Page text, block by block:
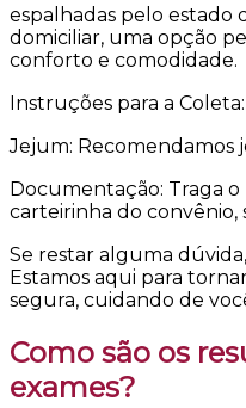
espalhadas pelo estado
domiciliar, uma opção
conforto e comodidade.
Instruções para a Coleta:
Jejum: Recomendamos
Documentação: Traga
carteirinha do convênio,
Se restar alguma
Estamos aqui para
segura, cuidando de
Como são os
exames?